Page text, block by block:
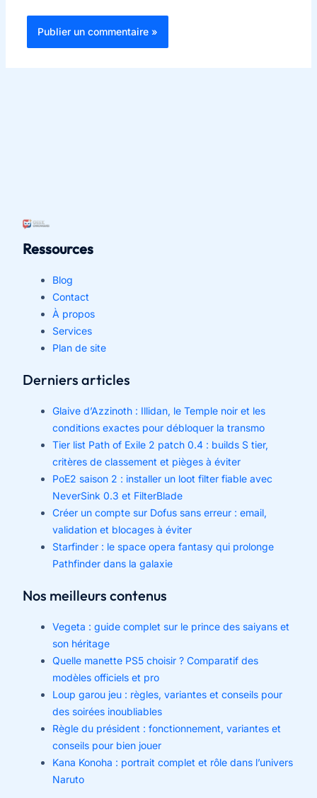
Ressources
Blog
Contact
À propos
Services
Plan de site
Derniers articles
Glaive d’Azzinoth : Illidan, le Temple noir et les
conditions exactes pour débloquer la transmo
Tier list Path of Exile 2 patch 0.4 : builds S tier,
critères de classement et pièges à éviter
PoE2 saison 2 : installer un loot filter fiable avec
NeverSink 0.3 et FilterBlade
Créer un compte sur Dofus sans erreur : email,
validation et blocages à éviter
Starfinder : le space opera fantasy qui prolonge
Pathfinder dans la galaxie
Nos meilleurs contenus
Vegeta : guide complet sur le prince des saiyans et
son héritage
Quelle manette PS5 choisir ? Comparatif des
modèles officiels et pro
Loup garou jeu : règles, variantes et conseils pour
des soirées inoubliables
Règle du président : fonctionnement, variantes et
conseils pour bien jouer
Kana Konoha : portrait complet et rôle dans l’univers
Naruto